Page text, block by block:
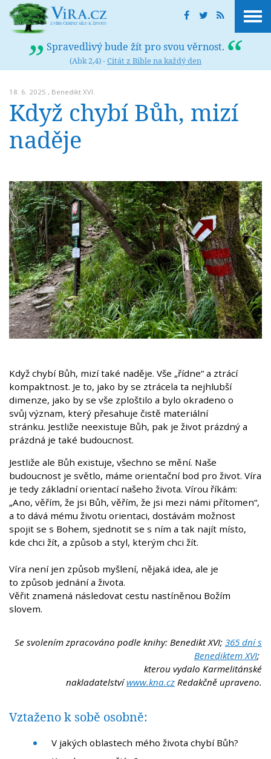
Spravedlivý bude žít pro svou věrnost.
(Abk 2,4) -Citát z Bible na každý den
18. 6. 2025 , Benedikt XVI.
Když chybí Bůh, mizí
naděje
Když chybí Bůh, mizí také naděje. Vše „řídne“ a ztrácí
kompaktnost. Je to, jako by se ztrácela ta nejhlubší
dimenze, jako by se vše zploštilo a bylo okradeno o
svůj význam, který přesahuje čistě materiální
stránku. Jestliže neexistuje Bůh, pak je život prázdný a
prázdná je také budoucnost.
Jestliže ale Bůh existuje, všechno se mění. Naše
budoucnost je světlo, máme orientační bod pro život. Víra
je tedy základní orientací našeho života. Vírou říkám:
„Ano, věřím, že jsi Bůh, věřím, že jsi mezi námi přítomen“,
a to dává mému životu orientaci, dostávám možnost
spojit se s Bohem, sjednotit se s ním a tak najít místo,
kde chci žít, a způsob a styl, kterým chci žít.
Víra není jen způsob myšlení, nějaká idea, ale je
to způsob jednání a života.
Věřit znamená následovat cestu nastíněnou Božím
slovem.
Se svolením zpracováno podle knihy: Benedikt XVI; 365 dní s
Benediktem XVI;
kterou vydalo Karmelitánské
nakladatelstvíwww.kna.cz Redakčně upraveno.
Vztaženo k sobě osobně:
V jakých oblastech mého života chybí Bůh?